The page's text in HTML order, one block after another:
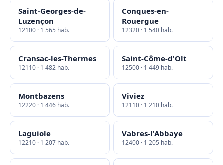
Saint-Georges-de-
Luzençon
12100 · 1 565 hab.
Conques-en-
Rouergue
12320 · 1 540 hab.
Cransac-les-Thermes
12110 · 1 482 hab.
Saint-Côme-d'Olt
12500 · 1 449 hab.
Montbazens
12220 · 1 446 hab.
Viviez
12110 · 1 210 hab.
Laguiole
12210 · 1 207 hab.
Vabres-l'Abbaye
12400 · 1 205 hab.